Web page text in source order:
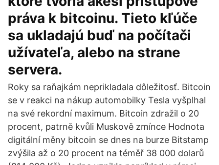
práva k bitcoinu. Tieto kľúče
sa ukladajú buď na počítači
užívateľa, alebo na strane
servera.
Roky sa raňajkám neprikladala dôležitosť. Bitcoin
se v reakci na nákup automobilky Tesla vyšplhal
na své rekordní maximum. Bitcoin zdražil o 20
procent, patrně kvůli Muskově zmínce Hodnota
digitální měny bitcoin se dnes na burze Bitstamp
zvýšila až o 20 procent na téměř 38 000 dolarů